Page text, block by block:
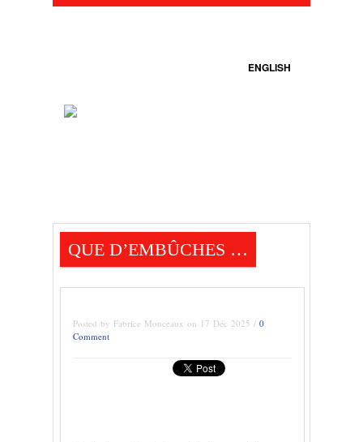
ENGLISH
QUE D’EMBÛCHES …
Posted by Fabrice Monceaux on 17 Déc 2025 / 0
Comment